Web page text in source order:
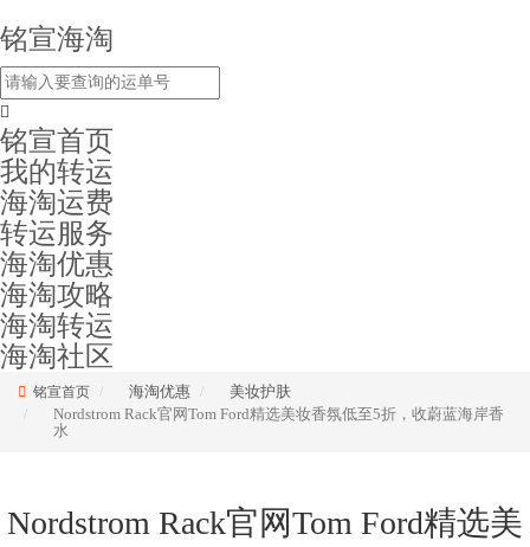
铭宣海淘
铭宣首页
我的转运
海淘运费
转运服务
海淘优惠
海淘攻略
海淘转运
海淘社区
铭宣首页 海淘优惠
美妆护肤
Nordstrom Rack官网Tom Ford精选美妆香氛低至5折，收蔚蓝海岸香
水
Nordstrom Rack官网Tom Ford精选美